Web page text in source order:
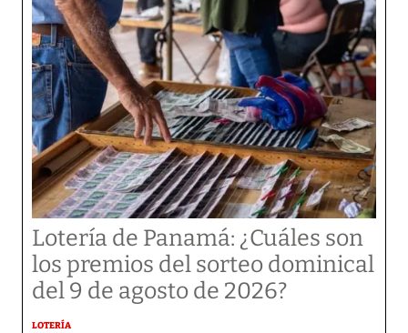
Lotería de Panamá: ¿Cuáles son
los premios del sorteo dominical
del 9 de agosto de 2026?
LOTERÍA